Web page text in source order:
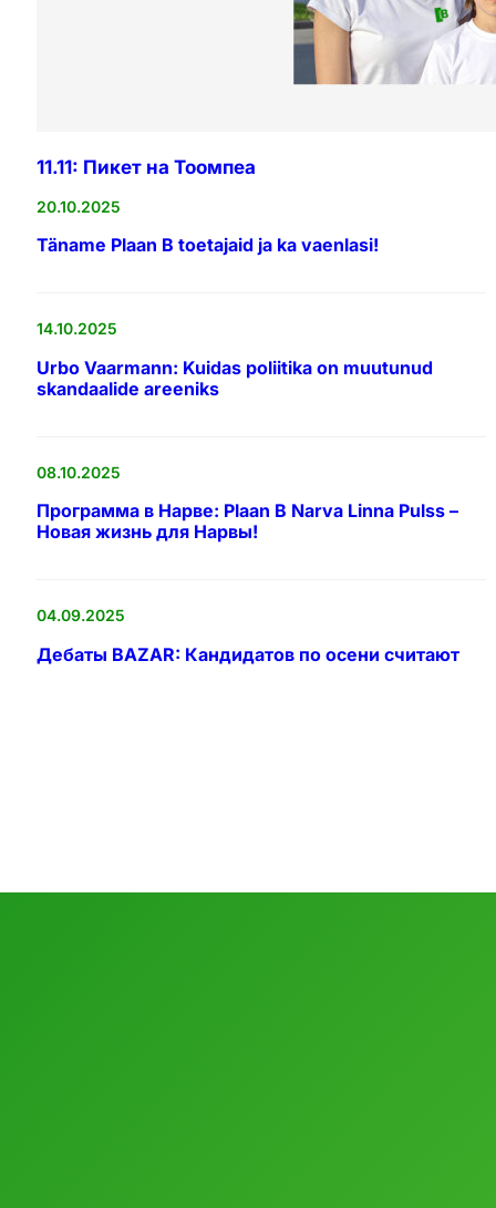
11.11: Пикет на Тоомпеа
20.10.2025
Täname Plaan B toetajaid ja ka vaenlasi!
14.10.2025
Urbo Vaarmann: Kuidas poliitika on muutunud
skandaalide areeniks
08.10.2025
Программа в Нарве: Plaan B Narva Linna Pulss –
Новая жизнь для Нарвы!
04.09.2025
Дебаты BAZAR: Кандидатов по осени считают